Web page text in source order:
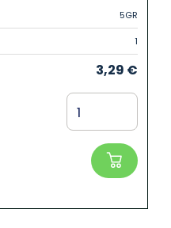
5GR
1
3,29 €